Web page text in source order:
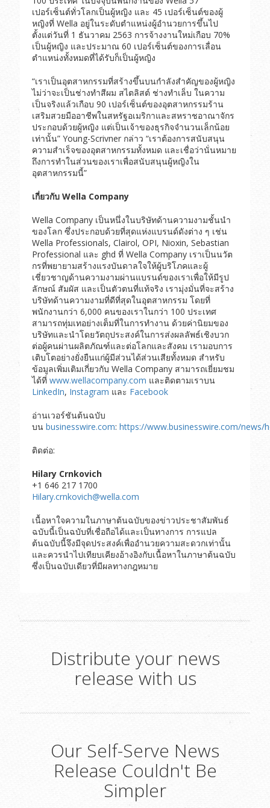
เปอร์เซ็นต์ทั่วโลกเป็นผู้หญิง และ 45 เปอร์เซ็นต์ของผู้
หญิงที่ Wella อยู่ในระดับตำแหน่งผู้อำนวยการขึ้นไป
ตั้งแต่วันที่ 1 ธันวาคม 2563 การจ้างงานใหม่เกือบ 70%
เป็นผู้หญิง และประมาณ 60 เปอร์เซ็นต์ของการเลื่อน
ตำแหน่งทั้งหมดที่ได้รับก็เป็นผู้หญิง
“เราเป็นอุตสาหกรรมที่สร้างขึ้นบนกำลังสำคัญของผู้หญิง
ไม่ว่าจะเป็นช่างทำสีผม สไตลิสต์ ช่างทำเล็บ ในความ
เป็นจริงแล้วเกือบ 90 เปอร์เซ็นต์ของอุตสาหกรรมร้าน
เสริมสวยมืออาชีพในสหรัฐอเมริกาและสหราชอาณาจักร
ประกอบด้วยผู้หญิง แต่เป็นเจ้าของธุรกิจจำนวนเล็กน้อย
เท่านั้น” Young-Scrivner กล่าว “เราต้องการสนับสนุน
ความสำเร็จของอุตสาหกรรมทั้งหมด และเชื่อว่านั่นหมาย
ถึงการทำในส่วนของเราเพื่อสนับสนุนผู้หญิงใน
อุตสาหกรรมนี้”
เกี่ยวกับWella Company
Wella Company เป็นหนึ่งในบริษัทด้านความงามชั้นนำ
ของโลก ซึ่งประกอบด้วยที่สุดแห่งแบรนด์ดังต่าง ๆ เช่น
Wella Professionals, Clairol, OPI, Nioxin, Sebastian
Professional และ ghd ที่ Wella Company เราเป็นนวัต
กรที่พยายามสร้างแรงบันดาลใจให้ผู้บริโภคและผู้
เชี่ยวชาญด้านความงามผ่านแบรนด์ของเราเพื่อให้มีรูป
ลักษณ์ สัมผัส และเป็นตัวตนที่แท้จริง เรามุ่งมั่นที่จะสร้าง
บริษัทด้านความงามที่ดีที่สุดในอุตสาหกรรม โดยที่
พนักงานกว่า 6,000 คนของเราในกว่า 100 ประเทศ
สามารถทุ่มเทอย่างเต็มที่ในการทำงาน ด้วยค่านิยมของ
บริษัทและนำโดยวัตถุประสงค์ในการส่งผลลัพธ์เชิงบวก
ต่อผู้คนผ่านผลิตภัณฑ์และต่อโลกและสังคม เรามอบการ
เติบโตอย่างยั่งยืนแก่ผู้มีส่วนได้ส่วนเสียทั้งหมด สำหรับ
ข้อมูลเพิ่มเติมเกี่ยวกับ Wella Company สามารถเยี่ยมชม
ได้ที่ www.wellacompany.com และติดตามเราบน
LinkedIn, Instagram และ Facebook
อ่านเวอร์ชันต้นฉบับ
บน businesswire.com: https://www.businesswire.com/news/
ติดต่อ:
Hilary Crnkovich
+1 646 217 1700
Hilary.crnkovich@wella.com
เนื้อหาใจความในภาษาต้นฉบับของข่าวประชาสัมพันธ์
ฉบับนี้เป็นฉบับที่เชื่อถือได้และเป็นทางการ การแปล
ต้นฉบับนี้จึงมีจุดประสงค์เพื่ออำนวยความสะดวกเท่านั้น
และควรนำไปเทียบเคียงอ้างอิงกับเนื้อหาในภาษาต้นฉบับ
ซึ่งเป็นฉบับเดียวที่มีผลทางกฎหมาย
Distribute your news
release with us
Our Self-Serve News
Release Couldn't Be
Simpler